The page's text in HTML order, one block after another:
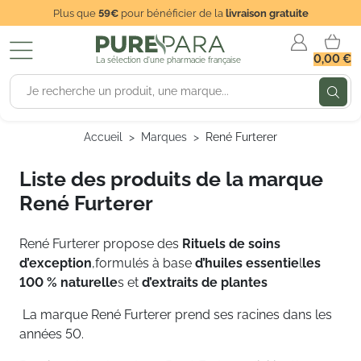
Plus que59€pour bénéficier de lalivraison gratuite
La sélection d'une pharmacie française 0,00 €
Accueil Marques René Furterer
Liste des produits de la marque
René Furterer
René Furterer propose des Rituels de soins
d’exception,formulés à base d’huiles essentielles
100 % naturelles et d’extraits de plantes
La marque René Furterer prend ses racines dans les
années 50.